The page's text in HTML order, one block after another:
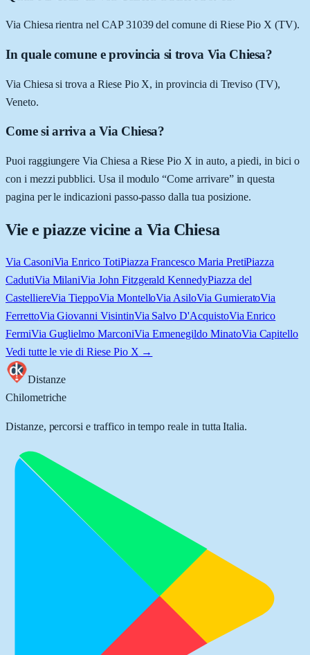
Via Chiesa rientra nel CAP 31039 del comune di Riese Pio X (TV).
In quale comune e provincia si trova Via Chiesa?
Via Chiesa si trova a Riese Pio X, in provincia di Treviso (TV),
Veneto.
Come si arriva a Via Chiesa?
Puoi raggiungere Via Chiesa a Riese Pio X in auto, a piedi, in bici o
con i mezzi pubblici. Usa il modulo “Come arrivare” in questa
pagina per le indicazioni passo-passo dalla tua posizione.
Vie e piazze vicine a Via Chiesa
Via CasoniVia Enrico TotiPiazza Francesco Maria PretiPiazza
CadutiVia MilaniVia John Fitzgerald KennedyPiazza del
CastelliereVia TieppoVia MontelloVia AsiloVia GumieratoVia
FerrettoVia Giovanni VisintinVia Salvo D'AcquistoVia Enrico
FermiVia Guglielmo MarconiVia Ermenegildo MinatoVia Capitello
Vedi tutte le vie di Riese Pio X →
Distanze
Chilometriche
Distanze, percorsi e traffico in tempo reale in tutta Italia.